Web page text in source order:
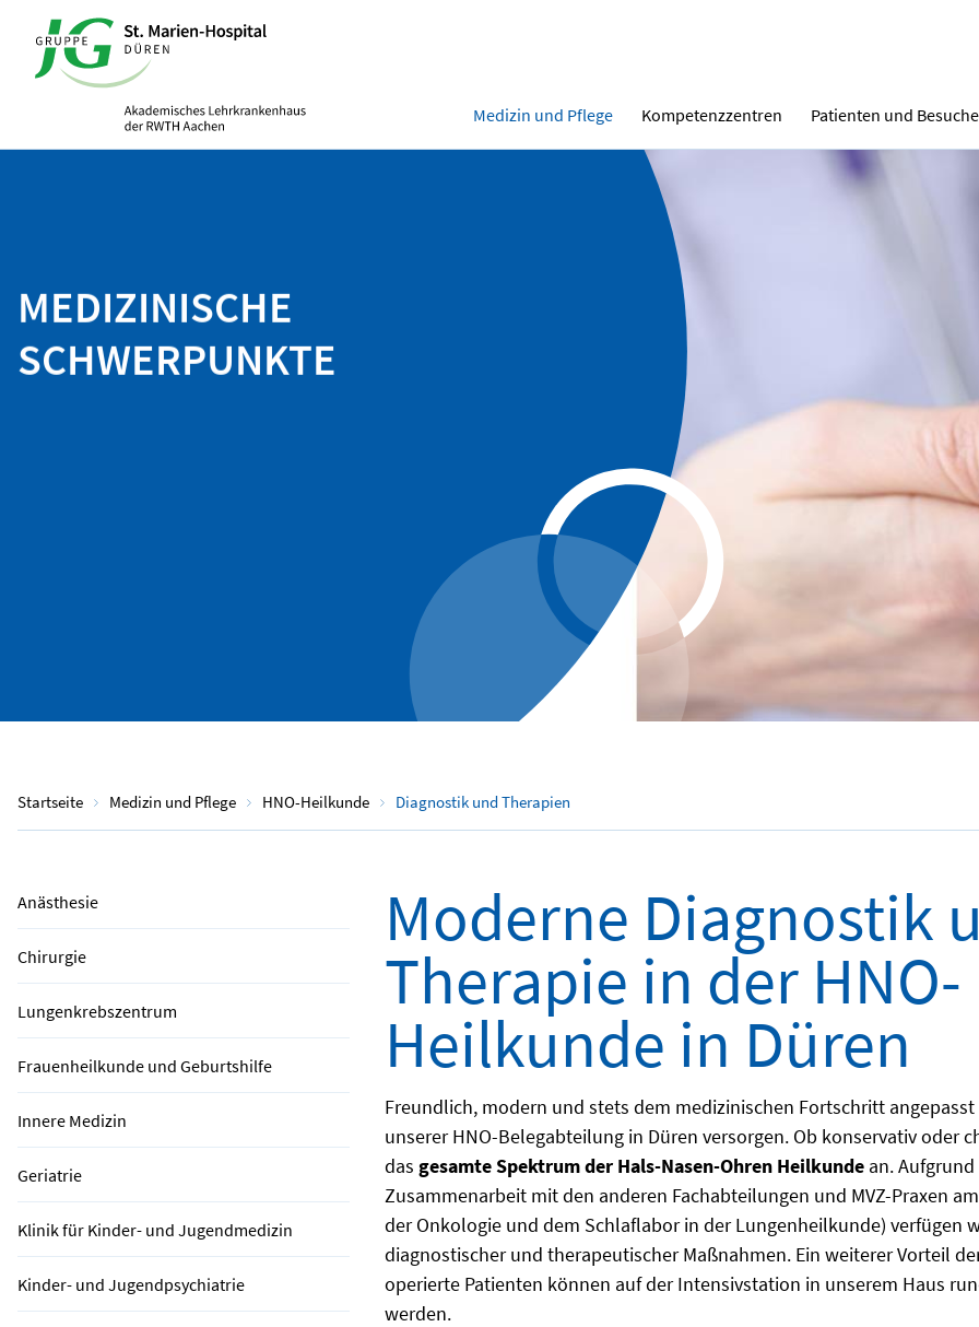
Medizin und Pflege Kompetenzzentren Patienten und
MEDIZINISCHE
SCHWERPUNKTE
Startseite Medizin und Pflege HNO-Heilkunde Diagnostik und Therapien
Anästhesie
Chirurgie
Lungenkrebszentrum
Frauenheilkunde und Geburtshilfe
Innere Medizin
Geriatrie
Klinik für Kinder- und Jugendmedizin
Kinder- und Jugendpsychiatrie
Moderne Diagnostik
Therapie in der HNO-
Heilkunde in Düren
Freundlich, modern und stets dem medizinischen Fortschritt
unserer HNO-Belegabteilung in Düren versorgen. Ob konservativ oder
das gesamte Spektrum der Hals-Nasen-Ohren Heilkunde an.
Zusammenarbeit mit den anderen Fachabteilungen und MVZ-Praxen
der Onkologie und dem Schlaflabor in der Lungenheilkunde) verfügen
diagnostischer und therapeutischer Maßnahmen. Ein weiterer Vorteil
operierte Patienten können auf der Intensivstation in unserem Haus
werden.